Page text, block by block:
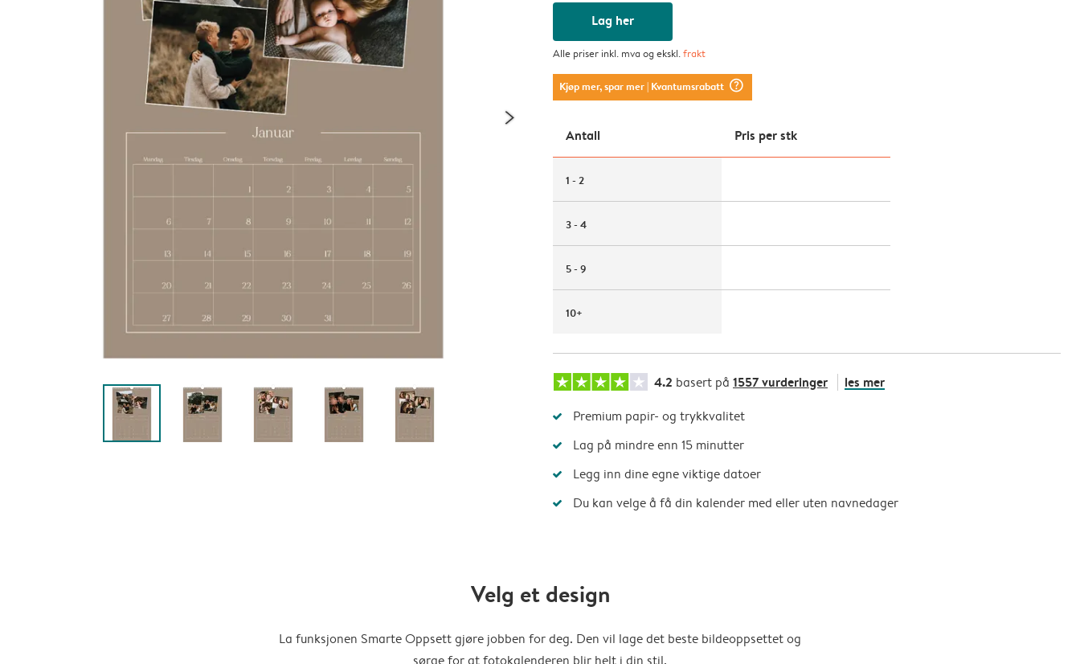
Lag her
Alle priser inkl. mva og ekskl.frakt
Kjøp mer, spar mer| Kvantumsrabatt question_mark_circle
Antall Pris per stk
1 - 2
3 - 4
5 - 9
10+
4.2 basert på 1557 vurderinger les mer
Premium papir- og trykkvalitet
Lag på mindre enn 15 minutter
Legg inn dine egne viktige datoer
Du kan velge å få din kalender med eller uten navnedager
Velg et design
La funksjonen Smarte Oppsett gjøre jobben for deg. Den vil lage det beste bildeoppsettet og
sørge for at fotokalenderen blir helt i din stil.